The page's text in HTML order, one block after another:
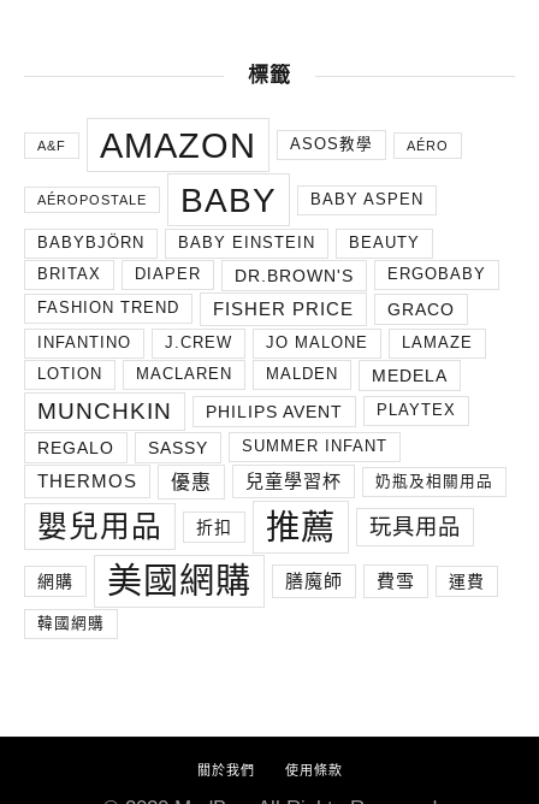
標籤
A&F AMAZON ASOS教學 AÉRO
AÉROPOSTALE BABY BABY ASPEN
BABYBJÖRN BABY EINSTEIN
BEAUTY
BRITAX
DIAPER DR.BROWN'S
ERGOBABY
FASHION TREND
FISHER PRICE GRACO
INFANTINO J.CREW JO MALONE
LAMAZE
LOTION
MACLAREN MALDEN MEDELA
MUNCHKIN PHILIPS AVENT PLAYTEX
REGALO SASSY SUMMER INFANT
THERMOS 優惠 兒童學習杯 奶瓶及相關用品
嬰兒用品 折扣 推薦 玩具用品
網購 美國網購 膳魔師 費雪 運費
韓國網購
關於我們 使用條款